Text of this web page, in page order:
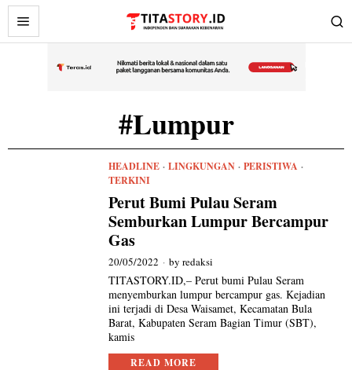
#Lumpur
HEADLINE · LINGKUNGAN · PERISTIWA ·
TERKINI
Perut Bumi Pulau Seram
Semburkan Lumpur Bercampur
Gas
20/05/2022 byredaksi
TITASTORY.ID,– Perut bumi Pulau Seram
menyemburkan lumpur bercampur gas. Kejadian
ini terjadi di Desa Waisamet, Kecamatan Bula
Barat, Kabupaten Seram Bagian Timur (SBT),
kamis
READ MORE